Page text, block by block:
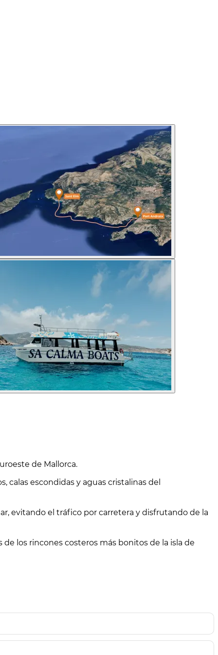
de Mallorca.
escondidas y aguas cristalinas del
evitando el tráfico por carretera y disfrutando de la
los rincones costeros más bonitos de la isla de